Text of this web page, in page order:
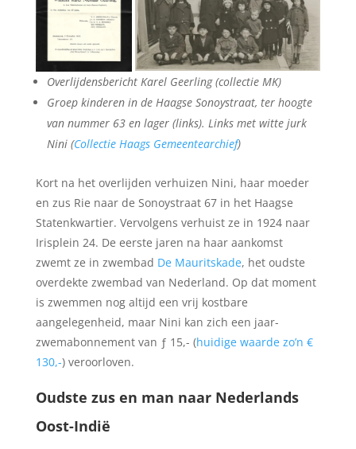
Overlijdensbericht Karel Geerling (collectie MK)
Groep kinderen in de Haagse Sonoystraat, ter hoogte
van nummer 63 en lager (links). Links met witte jurk
Nini (Collectie Haags Gemeentearchief)
Kort na het overlijden verhuizen Nini, haar moeder
en zus Rie naar de Sonoystraat 67 in het Haagse
Statenkwartier. Vervolgens verhuist ze in 1924 naar
Irisplein 24. De eerste jaren na haar aankomst
zwemt ze in zwembad De Mauritskade, het oudste
overdekte zwembad van Nederland. Op dat moment
is zwemmen nog altijd een vrij kostbare
aangelegenheid, maar Nini kan zich een jaar-
zwemabonnement van ƒ 15,- (huidige waarde zo’n €
130,-) veroorloven.
Oudste zus en man naar Nederlands
Oost-Indië